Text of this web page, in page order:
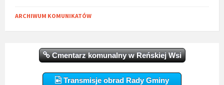
ARCHIWUM KOMUNIKATÓW
Cmentarz komunalny w Reńskiej Wsi
Transmisje obrad Rady Gminy